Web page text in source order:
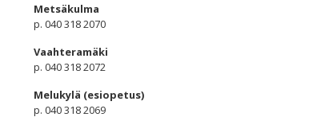
Metsäkulma
p. 040 318 2070
Vaahteramäki
p. 040 318 2072
Melukylä (esiopetus)
p. 040 318 2069